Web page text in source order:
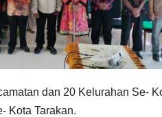
dan 20 Kelurahan Se-
Kota Tarakan.